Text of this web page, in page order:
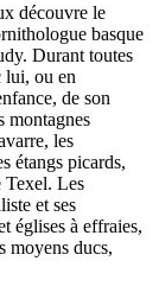
découvre le
basque
Durant toutes
lui, ou en
de son
montagnes
les
étangs picards,
Texel. Les
et ses
églises à effraies,
moyens ducs,